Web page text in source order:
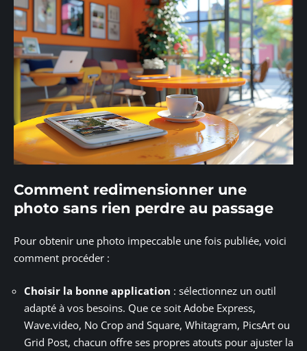
Comment redimensionner une
photo sans rien perdre au passage
Pour obtenir une photo impeccable une fois publiée, voici
comment procéder :
Choisir la bonne application : sélectionnez un outil
adapté à vos besoins. Que ce soit Adobe Express,
Wave.video, No Crop and Square, Whitagram, PicsArt ou
Grid Post, chacun offre ses propres atouts pour ajuster la